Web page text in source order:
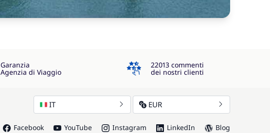
Garanzia
Agenzia di Viaggio
4.3
22013 commenti
dei nostri clienti
IT EUR
Facebook YouTube Instagram LinkedIn Blog